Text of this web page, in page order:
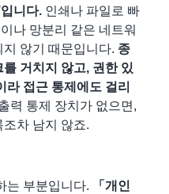
입니다. 인쇄나 파일로 빠
나 망분리 같은 네트워
않기 때문입니다. 종
거치지 않고, 권한 있
라 접근 통제에도 걸리
력 통제 장치가 없으면,
차 남지 않죠.
는 부분입니다. 「개인